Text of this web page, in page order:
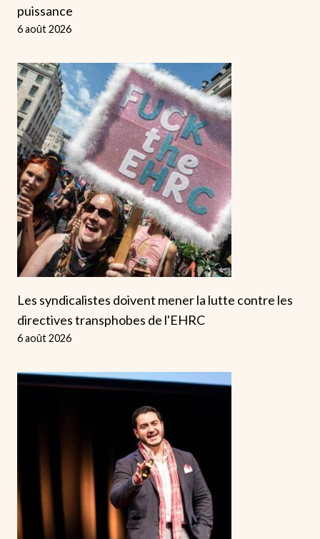
puissance
6 août 2026
Les syndicalistes doivent mener la lutte contre les
directives transphobes de l'EHRC
6 août 2026